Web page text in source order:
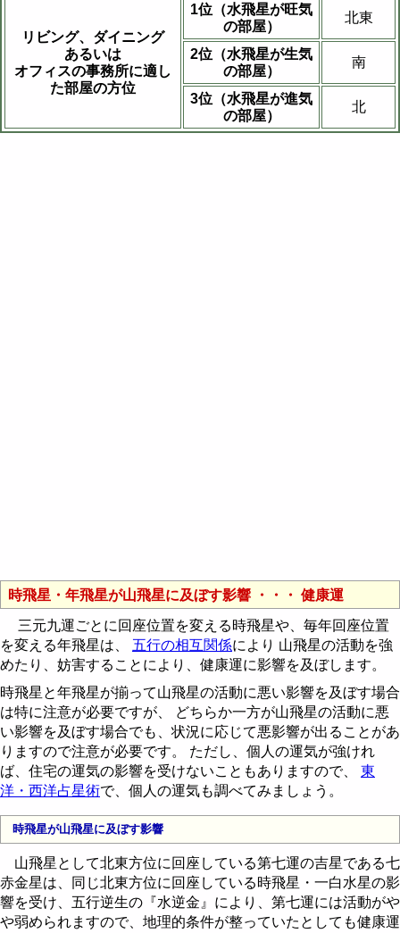
リビング、ダイニング
あるいは
オフィスの事務所に適し
た部屋の方位
1位（水飛星が旺気
の部屋）
北東
2位（水飛星が生気
の部屋）
南
3位（水飛星が進気
の部屋）
北
時飛星・年飛星が山飛星に及ぼす影響 ・・・ 健康運
を変える年飛星は、 五行の相互関係により 山飛星の活動を強
めたり、妨害することにより、健康運に影響を及ぼします。
時飛星と年飛星が揃って山飛星の活動に悪い影響を及ぼす場合
は特に注意が必要ですが、 どちらか一方が山飛星の活動に悪
い影響を及ぼす場合でも、状況に応じて悪影響が出ることがあ
りますので注意が必要です。 ただし、個人の運気が強けれ
ば、住宅の運気の影響を受けないこともありますので、 東
洋・西洋占星術で、個人の運気も調べてみましょう。
時飛星が山飛星に及ぼす影響
山飛星として北東方位に回座している第七運の吉星である七
赤金星は、同じ北東方位に回座している時飛星・一白水星の影
響を受け、五行逆生の『水逆金』により、第七運には活動がや
や弱められますので、地理的条件が整っていたとしても健康運